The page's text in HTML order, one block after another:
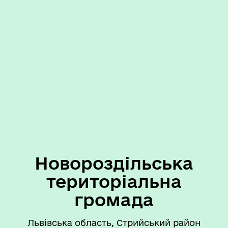
Новороздільська
територіальна
громада
Львівська область, Стрийський район